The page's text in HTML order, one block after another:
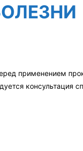
применением
консультация